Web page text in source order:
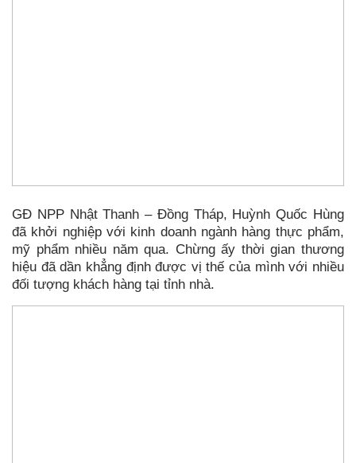
GĐ NPP Nhật Thanh – Đồng Tháp, Huỳnh Quốc Hùng
đã khởi nghiệp với kinh doanh ngành hàng thực phẩm,
mỹ phẩm nhiều năm qua. Chừng ấy thời gian thương
hiệu đã dần khẳng định được vị thế của mình với nhiều
đối tượng khách hàng tại tỉnh nhà.